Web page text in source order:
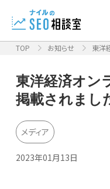
TOP お知らせ 東洋
東洋経済オン
掲載されまし
メディア
2023年01月13日